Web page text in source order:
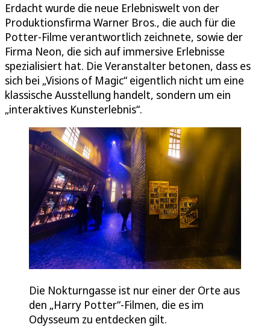
Erdacht wurde die neue Erlebniswelt von der
Produktionsfirma Warner Bros., die auch für die
Potter-Filme verantwortlich zeichnete, sowie der
Firma Neon, die sich auf immersive Erlebnisse
spezialisiert hat. Die Veranstalter betonen, dass es
sich bei „Visions of Magic“ eigentlich nicht um eine
klassische Ausstellung handelt, sondern um ein
„interaktives Kunsterlebnis“.
Die Nokturngasse ist nur einer der Orte aus
den „Harry Potter“-Filmen, die es im
Odysseum zu entdecken gilt.